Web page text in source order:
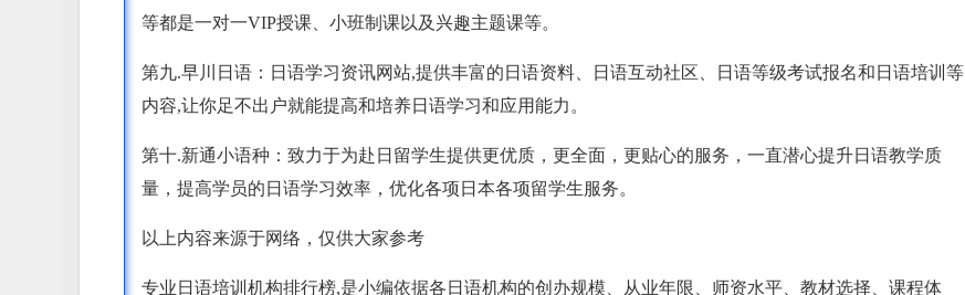
等都是一对一VIP授课、小班制课以及兴趣主题课等。
第九.早川日语：日语学习资讯网站,提供丰富的日语资料、日语互动社区、日语等级考试报名和日语培训等
内容,让你足不出户就能提高和培养日语学习和应用能力。
第十.新通小语种：致力于为赴日留学生提供更优质，更全面，更贴心的服务，一直潜心提升日语教学质
量，提高学员的日语学习效率，优化各项日本各项留学生服务。
以上内容来源于网络，仅供大家参考
专业日语培训机构排行榜,是小编依据各日语机构的创办规模、从业年限、师资水平、教材选择、课程体